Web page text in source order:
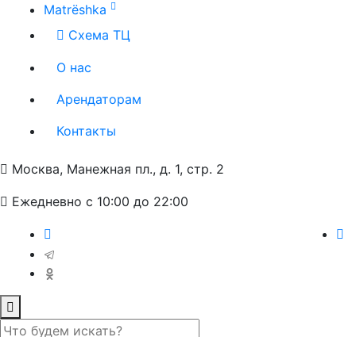
Matrёshka
Схема ТЦ
О нас
Арендаторам
Контакты
Москва, Манежная пл., д. 1, стр. 2
Ежедневно с 10:00 до 22:00